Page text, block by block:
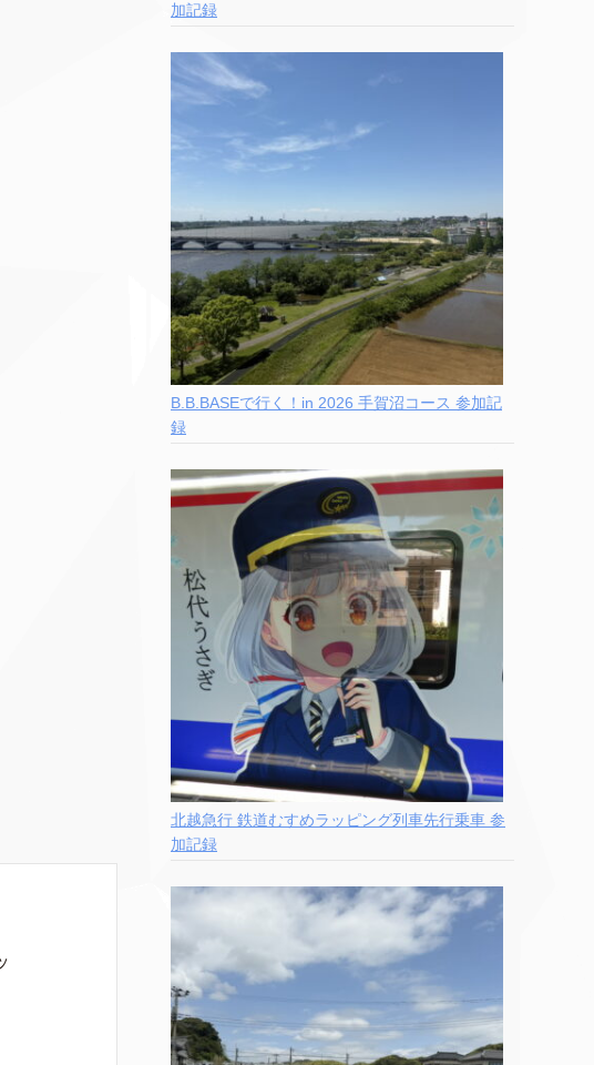
加記録
B.B.BASEで行く！in 2026 手賀沼コース 参加記
録
北越急行 鉄道むすめラッピング列車先行乗車 参
加記録